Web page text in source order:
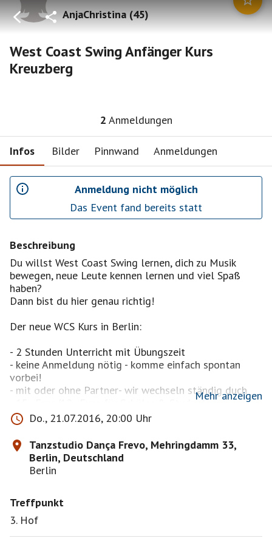
AnjaChristina(45)
West Coast Swing Anfänger Kurs
Kreuzberg
2 Anmeldungen
Infos Bilder Pinnwand Anmeldungen
Anmeldung nicht möglich
Das Event fand bereits statt
Beschreibung
Du willst West Coast Swing lernen, dich zu Musik
bewegen, neue Leute kennen lernen und viel Spaß
haben?
Dann bist du hier genau richtig!
Der neue WCS Kurs in Berlin:
- 2 Stunden Unterricht mit Übungszeit
- keine Anmeldung nötig - komme einfach spontan
vorbei!
- mit oder ohne Partner- wir wechseln ständig duch
- 15,- Euro/12,- Euro für Schüler & Studenten,
Bezahlung vor Kursbeginn
- erste Teilnahme zum Kennen Lernen nur 10,- Euro
- Unterricht auf Deutsch und Englisch
- Bitte saubere Schuhe oder Tanzschuhe mitbringen!
Nicht wundern, wenn sich hier über die Plattform
wenig Leute anmelden - wir sind meist so um die 10
Mehr anzeigen
Do., 21.07.2016, 20:00 Uhr
Tanzstudio Dança Frevo, Mehringdamm 33,
Berlin, Deutschland
Berlin
Treffpunkt
3. Hof